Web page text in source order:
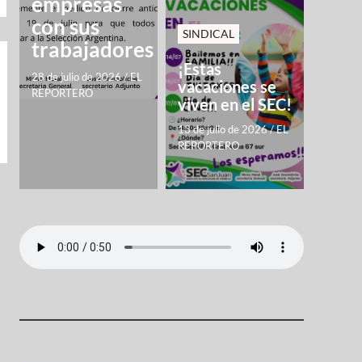
con sus
trabajadores
28 de julio de 2026/EL
REPORTERO
SINDICAL
¡Estas
vacaciones se
viven en el SEC!
13 de julio de 2026/EL
REPORTERO